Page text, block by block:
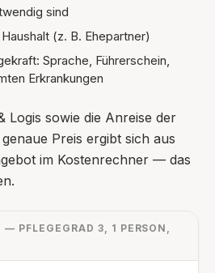
sind
(z. B. Ehepartner)
Sprache, Führerschein,
Erkrankungen
Logis sowie die Anreise der
Preis ergibt sich aus
im Kostenrechner — das
— PFLEGEGRAD 3, 1 PERSON,